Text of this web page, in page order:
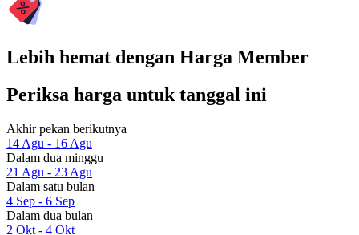
Lebih hemat dengan Harga Member
Periksa harga untuk tanggal ini
Akhir pekan berikutnya
14 Agu - 16 Agu
Dalam dua minggu
21 Agu - 23 Agu
Dalam satu bulan
4 Sep - 6 Sep
Dalam dua bulan
2 Okt - 4 Okt